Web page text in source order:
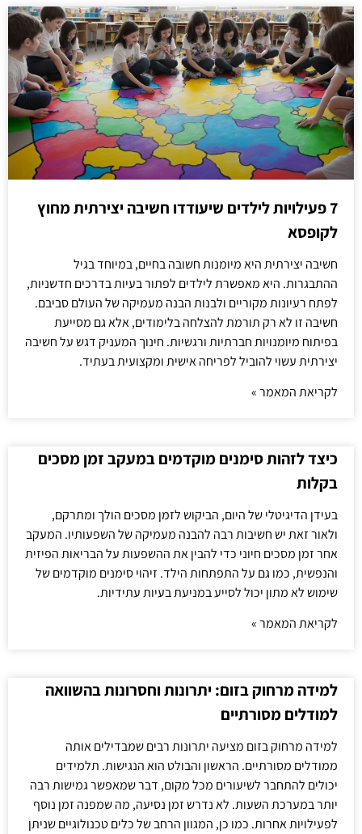
7 פעילויות לילדים שיעודדו חשיבה יצירתית מחוץ
לקופסא
חשיבה יצירתית היא מיומנות חשובה בחיים, במיוחד בגיל
ההתבגרות. היא מאפשרת לילדים לפתור בעיות בדרכים חדשניות,
לפתח רעיונות מקוריים ולבנות הבנה מעמיקה של העולם סביבם.
חשיבה זו לא רק תורמת להצלחה בלימודים, אלא גם מסייעת
בפיתוח מיומנויות חברתיות ורגשיות. חינוך המעניק דגש על חשיבה
יצירתית עשוי להוביל לפריחה אישית ומקצועית בעתיד.
לקריאת המאמר »
כיצד לזהות סימנים מוקדמים במעקב זמן מסכים
בקלות
בעידן הדיגיטלי של היום, הביקוש לזמן מסכים הולך ומתרקם,
ולאור זאת יש חשיבות רבה להבנה מעמיקה של השפעותיו. המעקב
אחר זמן מסכים חיוני כדי להבין את ההשפעות על הבריאות הפיזית
והנפשית, כמו גם על התפתחות הילד. זיהוי סימנים מוקדמים של
שימוש לא מתון יכול לסייע במניעת בעיות עתידיות.
לקריאת המאמר »
למידה מרחוק בזום: יתרונות וחסרונות בהשוואה
למודלים מסורתיים
למידה מרחוק בזום מציעה יתרונות רבים שמבדילים אותה
ממודלים מסורתיים. הראשון והבולט הוא הנגישות. תלמידים
יכולים להתחבר לשיעורים מכל מקום, דבר שמאפשר גמישות רבה
יותר במערכת השעות. לא נדרש זמן נסיעה, מה שמפנה זמן נוסף
לפעילויות אחרות. כמו כן, המגוון הרחב של כלים טכנולוגיים שניתן